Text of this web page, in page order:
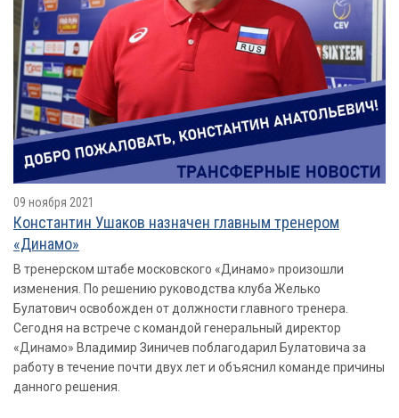
09 ноября 2021
Константин Ушаков назначен главным тренером
«Динамо»
В тренерском штабе московского «Динамо» произошли
изменения. По решению руководства клуба Желько
Булатович освобожден от должности главного тренера.
Сегодня на встрече с командой генеральный директор
«Динамо» Владимир Зиничев поблагодарил Булатовича за
работу в течение почти двух лет и объяснил команде причины
данного решения.